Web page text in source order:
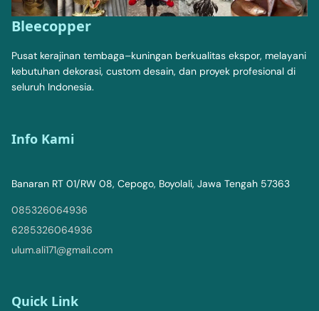
Bleecopper
Pusat kerajinan tembaga–kuningan berkualitas ekspor, melayani
kebutuhan dekorasi, custom desain, dan proyek profesional di
seluruh Indonesia.
Info Kami
Banaran RT 01/RW 08, Cepogo, Boyolali, Jawa Tengah 57363
085326064936
6285326064936
ulum.ali171@gmail.com
Quick Link